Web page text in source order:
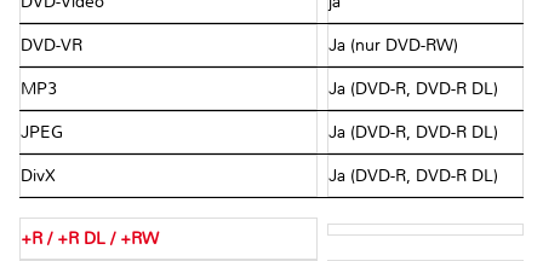
DVD-VR Ja (nur DVD-RW)
MP3 Ja (DVD-R, DVD-R DL)
JPEG Ja (DVD-R, DVD-R DL)
DivX Ja (DVD-R, DVD-R DL)
+R / +R DL / +RW